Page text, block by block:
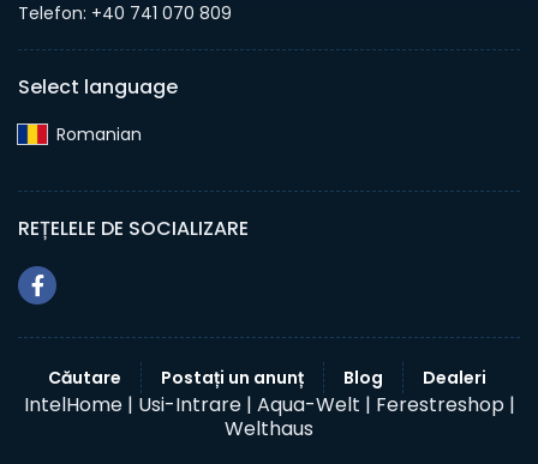
Telefon: +40 741 070 809
Select language
Romanian‎
REȚELELE DE SOCIALIZARE
Căutare Postați un anunț Blog Dealeri
IntelHome | Usi-Intrare | Aqua-Welt | Ferestreshop |
Welthaus